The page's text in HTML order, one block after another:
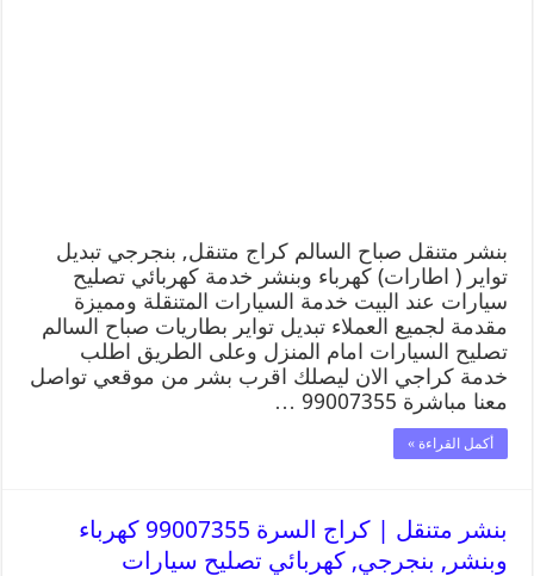
بنشر متنقل صباح السالم كراج متنقل, بنجرجي تبديل
تواير ( اطارات) كهرباء وبنشر خدمة كهربائي تصليح
سيارات عند البيت خدمة السيارات المتنقلة ومميزة
مقدمة لجميع العملاء تبديل تواير بطاريات صباح السالم
تصليح السيارات امام المنزل وعلى الطريق اطلب
خدمة كراجي الان ليصلك اقرب بشر من موقعي تواصل
معنا مباشرة 99007355 …
أكمل القراءة »
بنشر متنقل | كراج السرة 99007355 كهرباء
وبنشر, بنجرجي, كهربائي تصليح سيارات